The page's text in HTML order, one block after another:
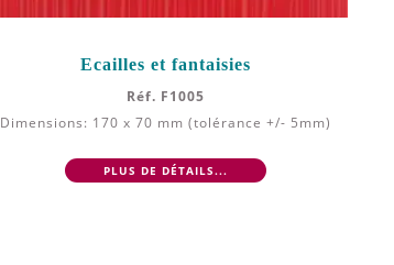
Ecailles et fantaisies
Réf. F1005
Dimensions: 170 x 70 mm (tolérance +/- 5mm)
PLUS DE DÉTAILS...